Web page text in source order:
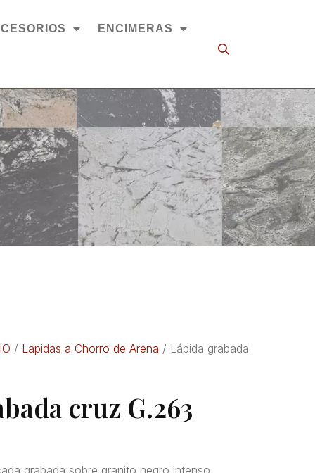
ENCIMERAS
/ Lapidas a Chorro de Arena / Lápida grabada
cruz G.263
grabada sobre granito negro intenso.